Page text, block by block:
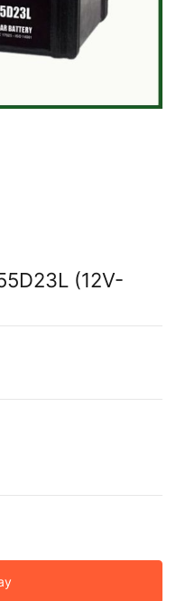
Mercedes-
Suzuki
Đồng Nai -
Rocket
(12V-